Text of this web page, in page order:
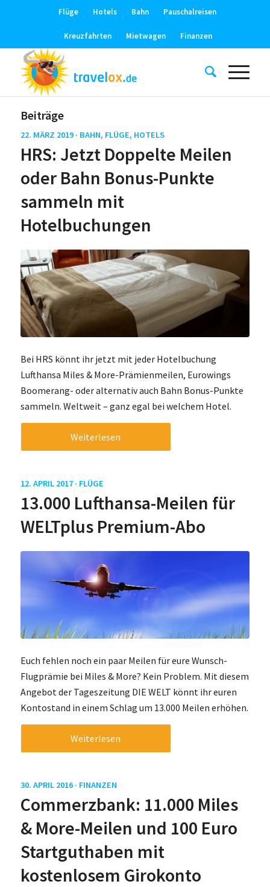
Flüge Hotels Bahn Pauschalreisen
Kreuzfahrten Mietwagen Finanzen
Beiträge
22. MÄRZ 2019 · BAHN, FLÜGE, HOTELS
HRS: Jetzt Doppelte Meilen
oder Bahn Bonus-Punkte
sammeln mit
Hotelbuchungen
Bei HRS könnt ihr jetzt mit jeder Hotelbuchung
Lufthansa Miles & More-Prämienmeilen, Eurowings
Boomerang- oder alternativ auch Bahn Bonus-Punkte
sammeln. Weltweit – ganz egal bei welchem Hotel.
Weiterlesen
12. APRIL 2017 · FLÜGE
13.000 Lufthansa-Meilen für
WELTplus Premium-Abo
Euch fehlen noch ein paar Meilen für eure Wunsch-
Flugprämie bei Miles & More? Kein Problem. Mit diesem
Angebot der Tageszeitung DIE WELT könnt ihr euren
Kontostand in einem Schlag um 13.000 Meilen erhöhen.
Weiterlesen
30. APRIL 2016 · FINANZEN
Commerzbank: 11.000 Miles
& More-Meilen und 100 Euro
Startguthaben mit
kostenlosem Girokonto